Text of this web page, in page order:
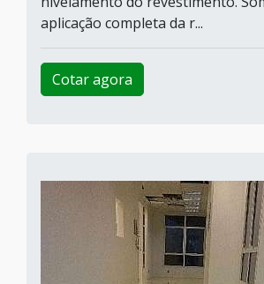
aplicação completa da r...
Cotar agora